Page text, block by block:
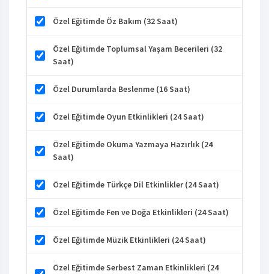
Özel Eğitimde Öz Bakım (32 Saat)
Özel Eğitimde Toplumsal Yaşam Becerileri (32
Saat)
Özel Durumlarda Beslenme (16 Saat)
Özel Eğitimde Oyun Etkinlikleri (24 Saat)
Özel Eğitimde Okuma Yazmaya Hazırlık (24
Saat)
Özel Eğitimde Türkçe Dil Etkinlikler (24 Saat)
Özel Eğitimde Fen ve Doğa Etkinlikleri (24 Saat)
Özel Eğitimde Müzik Etkinlikleri (24 Saat)
Özel Eğitimde Serbest Zaman Etkinlikleri (24